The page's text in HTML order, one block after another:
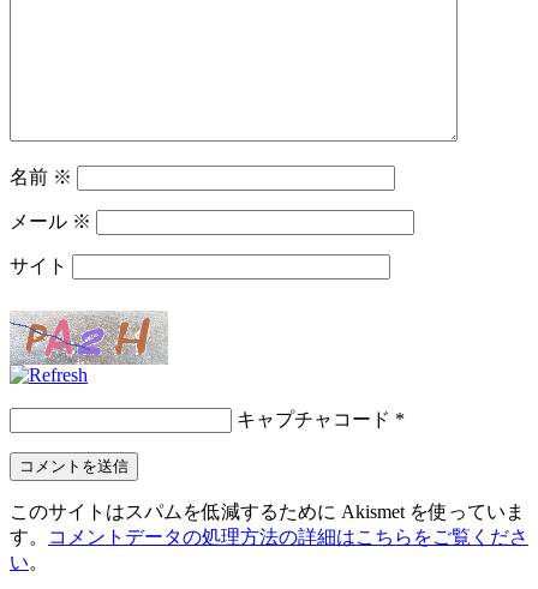
名前 ※
メール ※
サイト
キャプチャコード *
このサイトはスパムを低減するために Akismet を使っていま
す。
コメントデータの処理方法の詳細はこちらをご覧くださ
い。